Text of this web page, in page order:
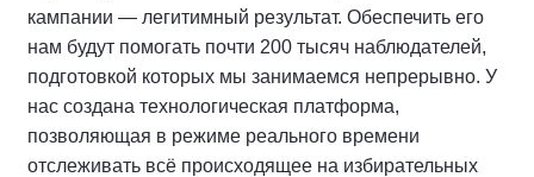
кампании — легитимный результат. Обеспечить его
нам будут помогать почти 200 тысяч наблюдателей,
подготовкой которых мы занимаемся непрерывно. У
нас создана технологическая платформа,
позволяющая в режиме реального времени
отслеживать всё происходящее на избирательных